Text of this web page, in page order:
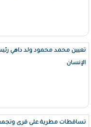
تعيين محمد محمود ولد داهي
الإنسان
تساقطات مطرية على قرى